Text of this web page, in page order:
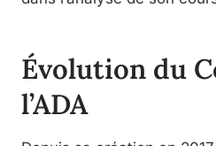
Évolution du
l’ADA